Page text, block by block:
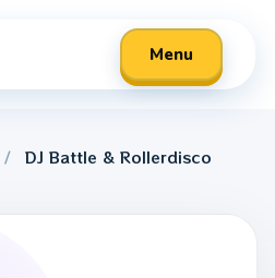
Menu
/
DJ Battle & Rollerdisco